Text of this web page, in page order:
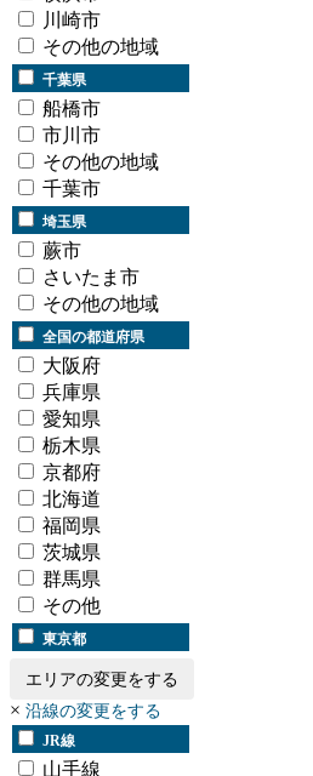
川崎市
その他の地域
千葉県
船橋市
市川市
その他の地域
千葉市
埼玉県
蕨市
さいたま市
その他の地域
全国の都道府県
大阪府
兵庫県
愛知県
栃木県
京都府
北海道
福岡県
茨城県
群馬県
その他
東京都
エリアの変更をする
× 沿線の変更をする
JR線
山手線